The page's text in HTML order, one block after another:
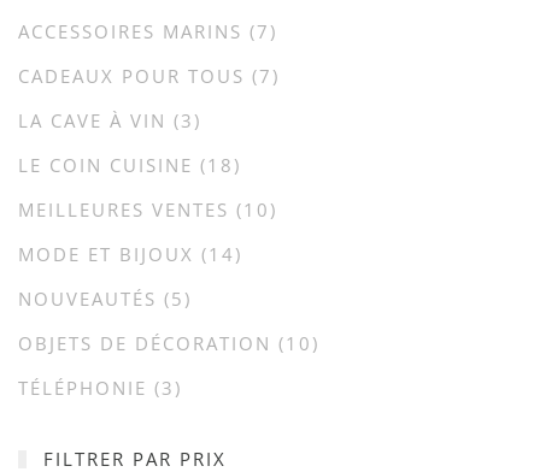
ACCESSOIRES MARINS (7)
CADEAUX POUR TOUS (7)
LA CAVE À VIN (3)
LE COIN CUISINE (18)
MEILLEURES VENTES (10)
MODE ET BIJOUX (14)
NOUVEAUTÉS (5)
OBJETS DE DÉCORATION (10)
TÉLÉPHONIE (3)
FILTRER PAR PRIX